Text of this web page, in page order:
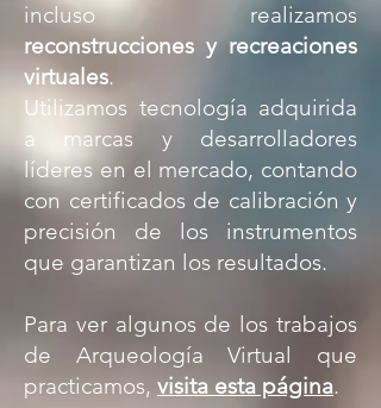
incluso realizamos
reconstrucciones y recreaciones
virtuales.
Utilizamos tecnología adquirida
a marcas y desarrolladores
líderes en el mercado, contando
con certificados de calibración y
precisión de los instrumentos
que garantizan los resultados.
Para ver algunos de los trabajos
de Arqueología Virtual que
practicamos, visita esta página.